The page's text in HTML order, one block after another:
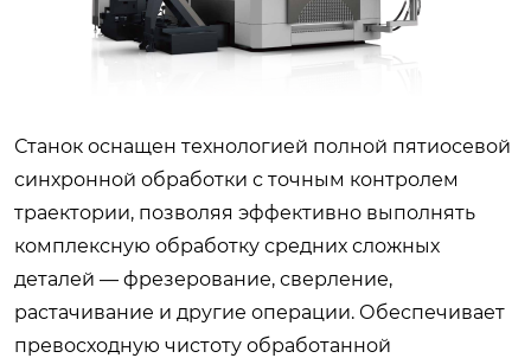
Станок оснащен технологией полной пятиосевой
синхронной обработки с точным контролем
траектории, позволяя эффективно выполнять
комплексную обработку средних сложных
деталей — фрезерование, сверление,
растачивание и другие операции. Обеспечивает
превосходную чистоту обработанной